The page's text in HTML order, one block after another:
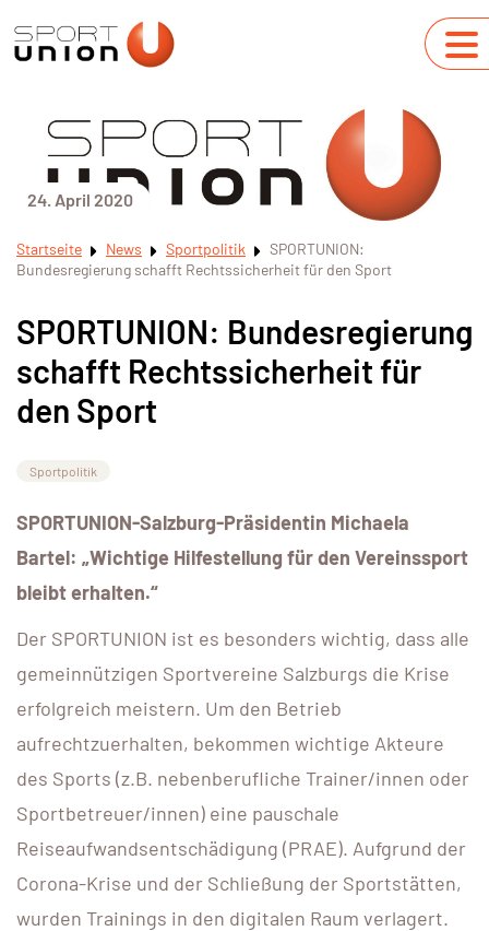
24. April 2020
Startseite News Sportpolitik
SPORTUNION:
Bundesregierung schafft Rechtssicherheit für den Sport
SPORTUNION: Bundesregierung
schafft Rechtssicherheit für
den Sport
Sportpolitik
SPORTUNION-Salzburg-Präsidentin Michaela
Bartel: „Wichtige Hilfestellung für den Vereinssport
bleibt erhalten.“
Der SPORTUNION ist es besonders wichtig, dass alle
gemeinnützigen Sportvereine Salzburgs die Krise
erfolgreich meistern. Um den Betrieb
aufrechtzuerhalten, bekommen wichtige Akteure
des Sports (z.B. nebenberufliche Trainer/innen oder
Sportbetreuer/innen) eine pauschale
Reiseaufwandsentschädigung (PRAE). Aufgrund der
Corona-Krise und der Schließung der Sportstätten,
wurden Trainings in den digitalen Raum verlagert.